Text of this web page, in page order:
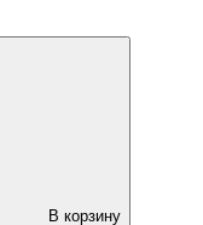
В корзину